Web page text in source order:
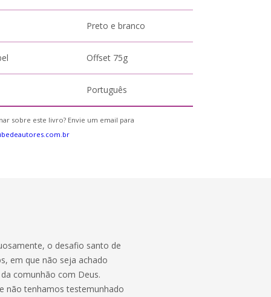
Preto e branco
Offset 75g
Português
sobre este livro? Envie um email para
o desafio santo de
em que não seja achado
comunhão com Deus.
não tenhamos testemunhado